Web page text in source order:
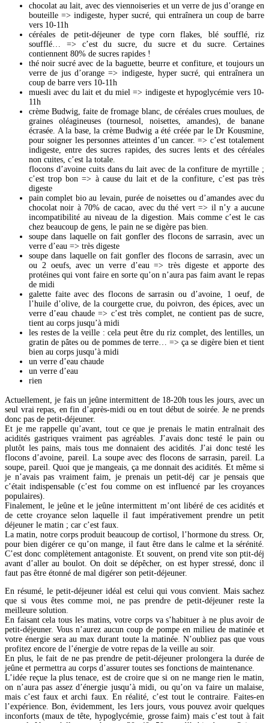
chocolat au lait, avec des viennoiseries et un verre de jus d’orange en
bouteille => indigeste, hyper sucré, qui entraînera un coup de barre
vers 10-11h
céréales de petit-déjeuner de type corn flakes, blé soufflé, riz
soufflé… => c’est du sucre, du sucre et du sucre. Certaines
contiennent 80% de sucres rapides !
thé noir sucré avec de la baguette, beurre et confiture, et toujours un
verre de jus d’orange => indigeste, hyper sucré, qui entraînera un
coup de barre vers 10-11h
muesli avec du lait et du miel => indigeste et hypoglycémie vers 10-
11h
crème Budwig, faite de fromage blanc, de céréales crues moulues, de
graines oléagineuses (tournesol, noisettes, amandes), de banane
écrasée. A la base, la crème Budwig a été créée par le Dr Kousmine,
pour soigner les personnes atteintes d’un cancer. => c’est totalement
indigeste, entre des sucres rapides, des sucres lents et des céréales
non cuites, c’est la totale.
flocons d’avoine cuits dans du lait avec de la confiture de myrtille ;
c’est trop bon => à cause du lait et de la confiture, c’est pas très
digeste
pain complet bio au levain, purée de noisettes ou d’amandes avec du
chocolat noir à 70% de cacao, avec du thé vert => il n’y a aucune
incompatibilité au niveau de la digestion. Mais comme c’est le cas
chez beaucoup de gens, le pain ne se digère pas bien.
soupe dans laquelle on fait gonfler des flocons de sarrasin, avec un
verre d’eau => très digeste
soupe dans laquelle on fait gonfler des flocons de sarrasin, avec un
ou 2 oeufs, avec un verre d’eau => très digeste et apporte des
protéines qui vont faire en sorte qu’on n’aura pas faim avant le repas
de midi
galette faite avec des flocons de sarrasin ou d’avoine, 1 oeuf, de
l’huile d’olive, de la courgette crue, du poivron, des épices, avec un
verre d’eau chaude => c’est très complet, ne contient pas de sucre,
tient au corps jusqu’à midi
les restes de la veille : cela peut être du riz complet, des lentilles, un
gratin de pâtes ou de pommes de terre… => ça se digère bien et tient
bien au corps jusqu’à midi
un verre d’eau chaude
un verre d’eau
rien
Actuellement, je fais un jeûne intermittent de 18-20h tous les jours, avec un
seul vrai repas, en fin d’après-midi ou en tout début de soirée. Je ne prends
donc pas de petit-déjeuner.
Et je me rappelle qu’avant, tout ce que je prenais le matin entraînait des
acidités gastriques vraiment pas agréables. J’avais donc testé le pain ou
plutôt les pains, mais tous me donnaient des acidités. J’ai donc testé les
flocons d’avoine, pareil. La soupe avec des flocons de sarrasin, pareil. La
soupe, pareil. Quoi que je mangeais, ça me donnait des acidités. Et même si
je n’avais pas vraiment faim, je prenais un petit-déj car je pensais que
c’était indispensable (c’est fou comme on est influencé par les croyances
populaires).
Finalement, le jeûne et le jeûne intermittent m’ont libéré de ces acidités et
de cette croyance selon laquelle il faut impérativement prendre un petit
déjeuner le matin ; car c’est faux.
La matin, notre corps produit beaucoup de cortisol, l’hormone du stress. Or,
pour bien digérer ce qu’on mange, il faut être dans le calme et la sérénité.
C’est donc complètement antagoniste. Et souvent, on prend vite son ptit-déj
avant d’aller au boulot. On doit se dépêcher, on est hyper stressé, donc il
faut pas être étonné de mal digérer son petit-déjeuner.
En résumé, le petit-déjeuner idéal est celui qui vous convient. Mais sachez
que si vous êtes comme moi, ne pas prendre de petit-déjeuner reste la
meilleure solution.
En faisant cela tous les matins, votre corps va s’habituer à ne plus avoir de
petit-déjeuner. Vous n’aurez aucun coup de pompe en milieu de matinée et
votre énergie sera au max durant toute la matinée. N’oubliez pas que vous
profitez encore de l’énergie de votre repas de la veille au soir.
En plus, le fait de ne pas prendre de petit-déjeuner prolongera la durée de
jeûne et permettra au corps d’assurer toutes ses fonctions de maintenance.
L’idée reçue la plus tenace, est de croire que si on ne mange rien le matin,
on n’aura pas assez d’énergie jusqu’à midi, ou qu’on va faire un malaise,
mais c’est faux et archi faux. En réalité, c’est tout le contraire. Faites-en
l’expérience. Bon, évidemment, les 1ers jours, vous pouvez avoir quelques
inconforts (maux de tête, hypoglycémie, grosse faim) mais c’est tout à fait